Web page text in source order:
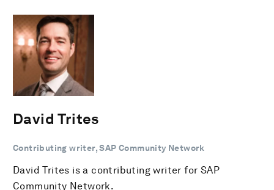
David Trites
Contributing writer, SAP Community Network
David Trites is a contributing writer for SAP
Community Network.